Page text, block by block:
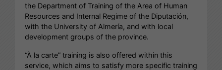
the Department of Training of the Area of Human
Resources and Internal Regime of the Diputación,
with the University of Almería, and with local
development groups of the province.
“À la carte” training is also offered within this
service, which aims to satisfy more specific training